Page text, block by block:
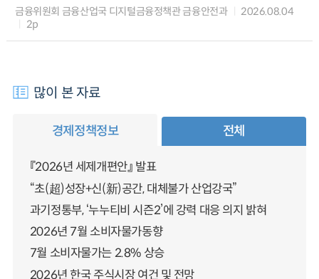
금융위원회 금융산업국 디지털금융정책관 금융안전과
2026.08.04
2p
많이 본 자료
경제정책정보 전체
『2026년 세제개편안』 발표
“초(超)성장+신(新)공간, 대체불가 산업강국”
과기정통부, ‘누누티비 시즌2’에 강력 대응 의지 밝혀
2026년 7월 소비자물가동향
7월 소비자물가는 2.8% 상승
2026년 한국 주식시장 여건 및 전망